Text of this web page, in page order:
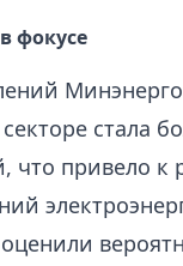
фокусе
стала
что привело к